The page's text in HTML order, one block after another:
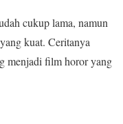
cukup lama, namun
kuat. Ceritanya
menjadi film horor yang